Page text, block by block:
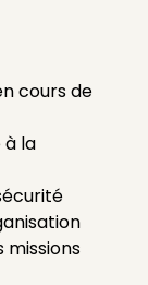
cours de
à la
missions